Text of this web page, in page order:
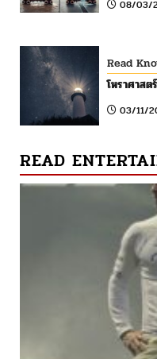
08/03/
Read
โหราศาส
03/11/
READ